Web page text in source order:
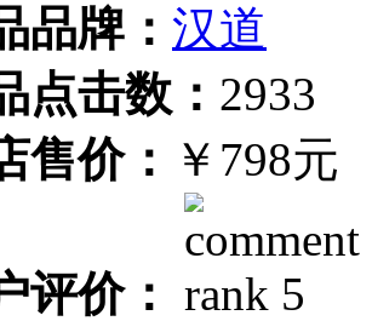
品牌： 汉道
点击数： 2933
售价： ￥798元
评价：